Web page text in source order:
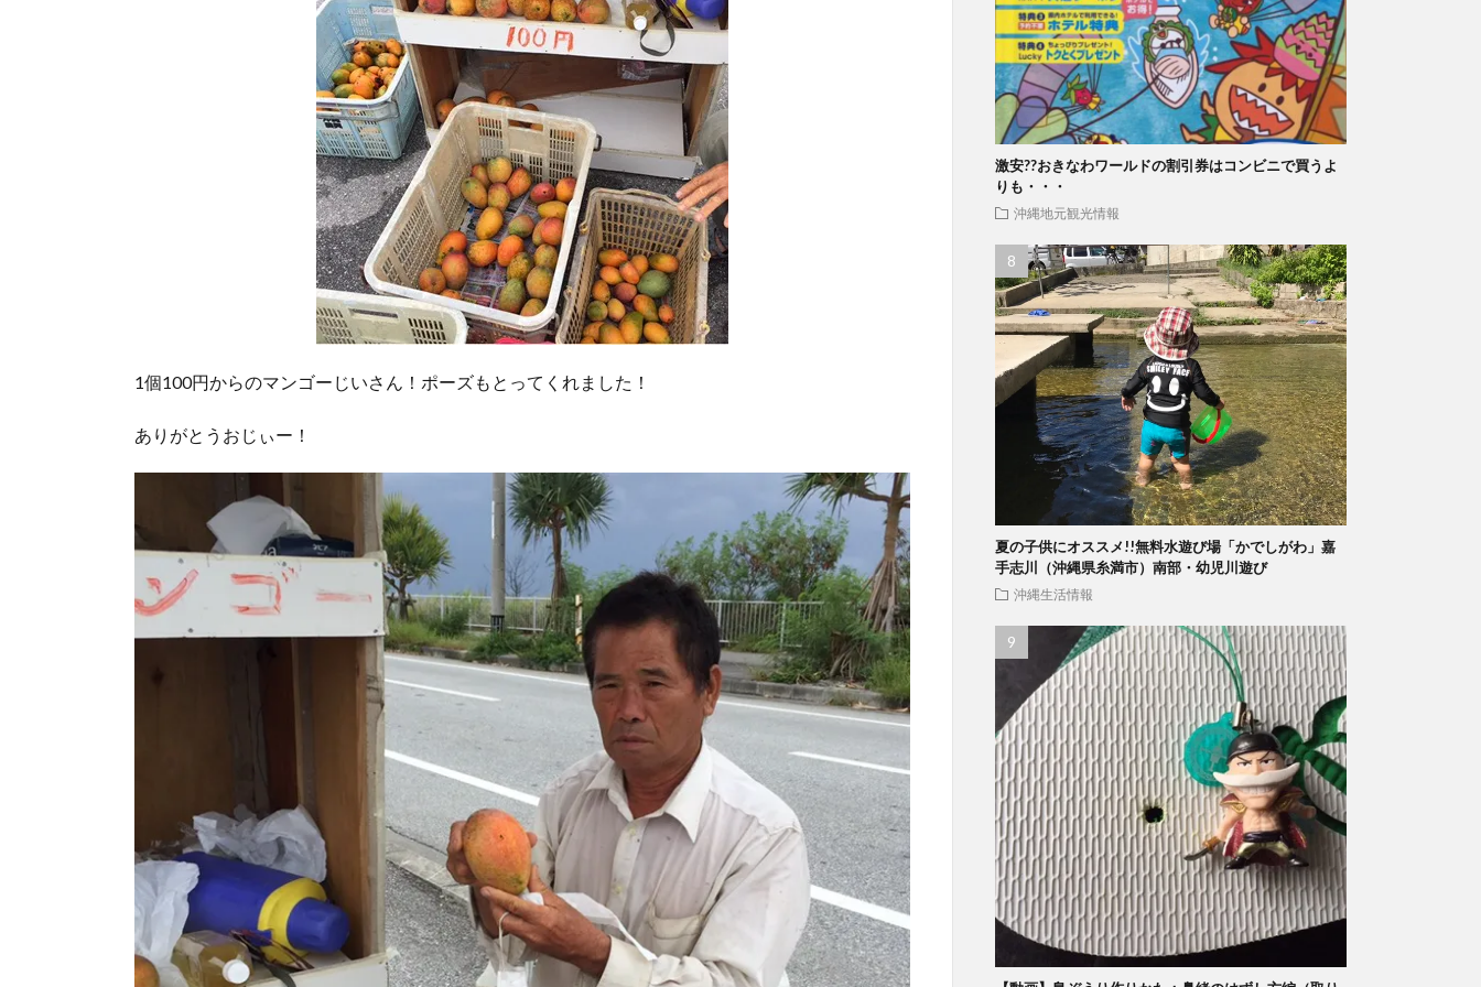
1個100円からのマンゴーじいさん！ポーズもとってくれました！
ありがとうおじぃー！
激安??おきなわワールドの割引券はコンビニで買うよ
りも・・・
沖縄地元観光情報
夏の子供にオススメ!!無料水遊び場「かでしがわ」嘉
手志川（沖縄県糸満市）南部・幼児川遊び
沖縄生活情報